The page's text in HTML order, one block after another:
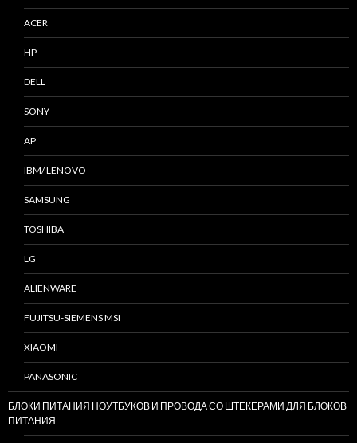
ACER
HP
DELL
SONY
AP
IBM/ LENOVO
SAMSUNG
TOSHIBA
LG
ALIENWARE
FUJITSU-SIEMENS MSI
XIAOMI
PANASONIC
БЛОКИ ПИТАНИЯ НОУТБУКОВ И ПРОВОДА СО ШТЕКЕРАМИ ДЛЯ БЛОКОВ
ПИТАНИЯ